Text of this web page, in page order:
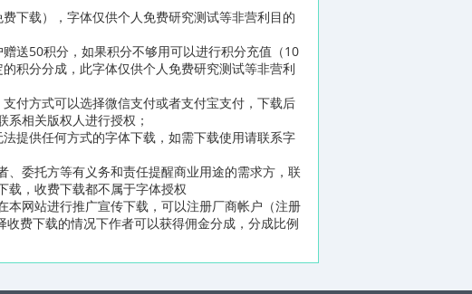
下载），字体仅供个人免费研究测试等非营利目的
送50积分，如果积分不够用可以进行积分充值（10
积分分成，此字体仅供个人免费研究测试等非营利
付方式可以选择微信支付或者支付宝支付，下载后
相关版权人进行授权；
提供任何方式的字体下载，如需下载使用请联系字
委托方等有义务和责任提醒商业用途的需求方，联
载，收费下载都不属于字体授权
网站进行推广宣传下载，可以注册厂商帐户（注册
下载的情况下作者可以获得佣金分成，分成比例